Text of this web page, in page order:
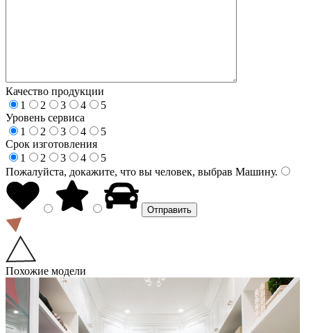
Качество продукции
1
2 3 4
5
Уровень сервиса
1
2 3 4
5
Срок изготовления
1
2 3 4
5
Пожалуйста, докажите, что вы человек, выбрав Машину.
Похожие модели